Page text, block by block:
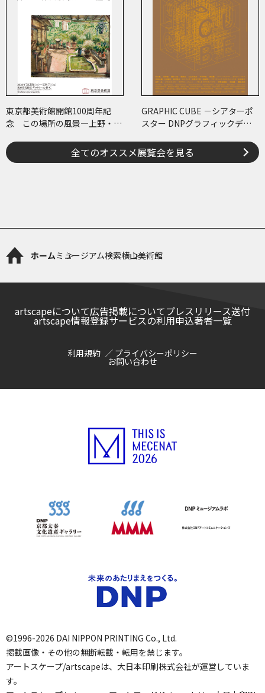
東京都美術館開館100周年記
念 この場所の風景―上野・大
GRAPHIC CUBE －シアターポ
スター DNPグラフィックデザ
全てのオススメ展覧会を見る
ホームミュージアム検索横山美術館
artscapeについて広告掲載についてプレスリリース送付
artscape情報登録サービスの利用申込著者一覧
利用規約 プライバシーポリシー
お問い合わせ
©1996-2026 DAI NIPPON PRINTING Co., Ltd.
掲載画像・その他の無断転載・転用を禁じます。
アートスケープ/artscapeは、大日本印刷株式会社が運営していま
す。